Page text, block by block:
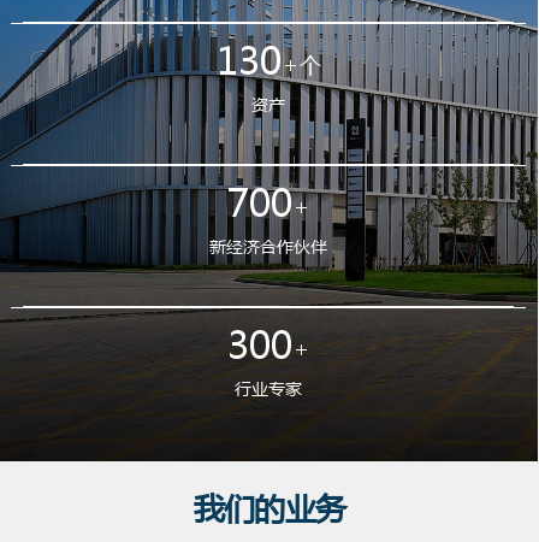
130+个
资产
700+
新经济合作伙伴
300+
行业专家
我们的业务